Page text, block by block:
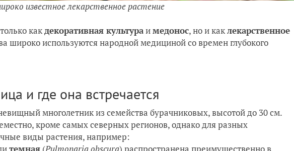
известное лекарственное растение
какдекоративная культураимедонос, но и каклекарственное
широко используются народной медициной со времен глубокого
и где она встречается
многолетник из семейства бурачниковых, высотой до 30 см.
кроме самых северных регионов, однако для разных
виды растения, например: